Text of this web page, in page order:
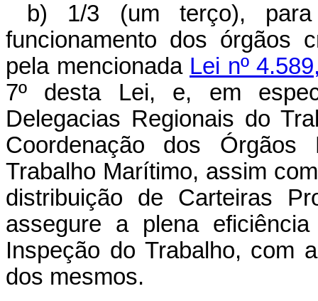
b) 1/3 (um terço),
funcionamento dos órgãos
pela mencionada Lei nº
7º desta Lei, e, em
Delegacias Regionais do
Coordenação dos
Trabalho Marítimo, assim
distribuição de Carteiras
assegure a plena
Inspeção do Trabalho, com
dos mesmos.